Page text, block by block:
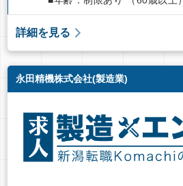
詳細を見る
永田精機株式会社(製造業)